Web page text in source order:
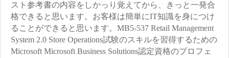
スト参考書の内容をしかっり覚えてから、きっと一発合
格できると思います。お客様は簡単にIT知識を身につけ
ることができると思います。MB5-537 Retail Management
System 2.0 Store Operations試験のスキルを習得するための
Microsoft Microsoft Business Solutions認定資格のプロフェ